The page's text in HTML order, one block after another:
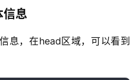
息
息，在head区域，可以看到